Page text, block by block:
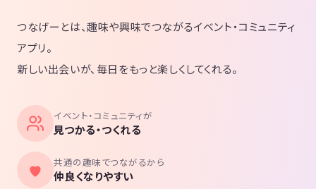
つなげーとは、趣味や興味でつながるイベント・コミュニティ
アプリ。
新しい出会いが、毎日をもっと楽しくしてくれる。
イベント・コミュニティが
見つかる・つくれる
共通の趣味でつながるから
仲良くなりやすい